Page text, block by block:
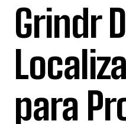
Grindr
para